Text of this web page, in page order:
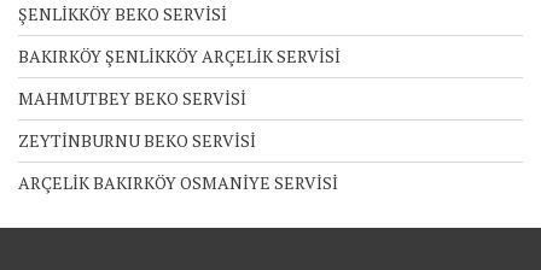
ŞENLİKKÖY BEKO SERVİSİ
BAKIRKÖY ŞENLİKKÖY ARÇELİK SERVİSİ
MAHMUTBEY BEKO SERVİSİ
ZEYTİNBURNU BEKO SERVİSİ
ARÇELİK BAKIRKÖY OSMANİYE SERVİSİ